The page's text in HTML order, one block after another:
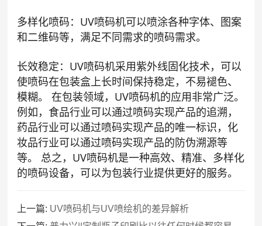
多样化喷码：UV喷码机可以喷涂各种字体、图案
和二维码等，满足不同需求的喷码需求。
长效稳定：UV喷码机采用紫外线固化技术，可以
使喷码在包装盒上长时间保持稳定，不易褪色、
模糊。 在包装领域，UV喷码机的应用非常广泛。
例如，食品行业可以通过喷码实现产品的追溯，
药品行业可以通过喷码实现产品的唯一标识，化
妆品行业可以通过喷码实现产品的防伪溯源等
等。 总之，UV喷码机是一种高效、精准、多样化
的喷码设备，可以为包装行业提供更好的服务。
上一篇: UV喷码机与UV喷绘机的差异解析